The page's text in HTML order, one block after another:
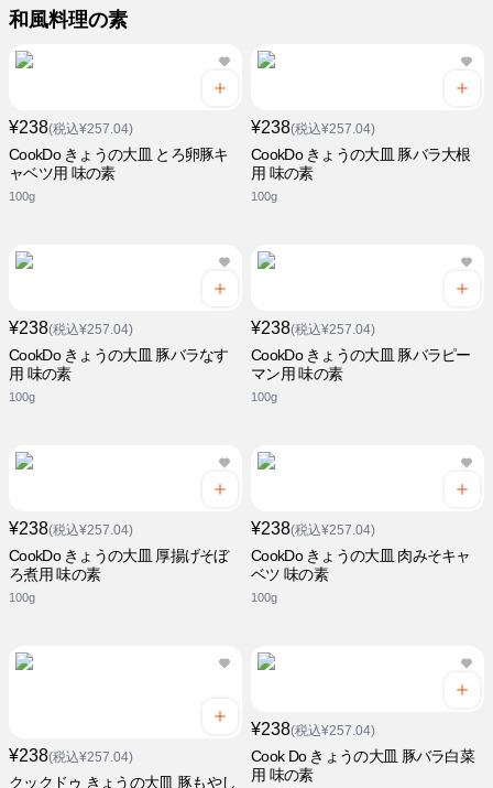
和風料理の素
¥238(税込¥257.04)
CookDo きょうの大皿 とろ卵豚キ
ャベツ用 味の素
100g
¥238(税込¥257.04)
CookDo きょうの大皿 豚バラ大根
用 味の素
100g
¥238(税込¥257.04)
CookDo きょうの大皿 豚バラなす
用 味の素
100g
¥238(税込¥257.04)
CookDo きょうの大皿 豚バラピー
マン用 味の素
100g
¥238(税込¥257.04)
CookDo きょうの大皿 厚揚げそぼ
ろ煮用 味の素
100g
¥238(税込¥257.04)
CookDo きょうの大皿 肉みそキャ
ベツ 味の素
100g
¥238(税込¥257.04)
クックドゥ きょうの大皿 豚もやし
¥238(税込¥257.04)
Cook Do きょうの大皿 豚バラ白菜
用 味の素